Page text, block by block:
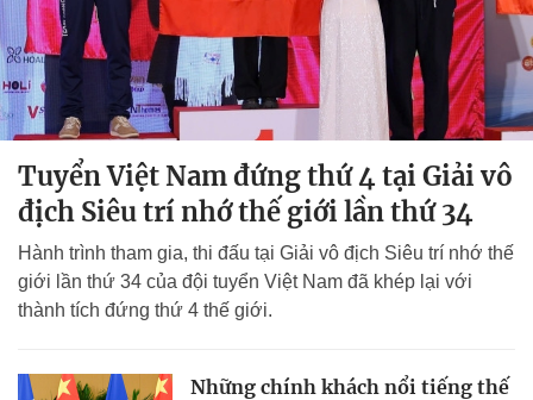
Tuyển Việt Nam đứng thứ 4 tại Giải vô
địch Siêu trí nhớ thế giới lần thứ 34
Hành trình tham gia, thi đấu tại Giải vô địch Siêu trí nhớ thế
giới lần thứ 34 của đội tuyển Việt Nam đã khép lại với
thành tích đứng thứ 4 thế giới.
Những chính khách nổi tiếng thế